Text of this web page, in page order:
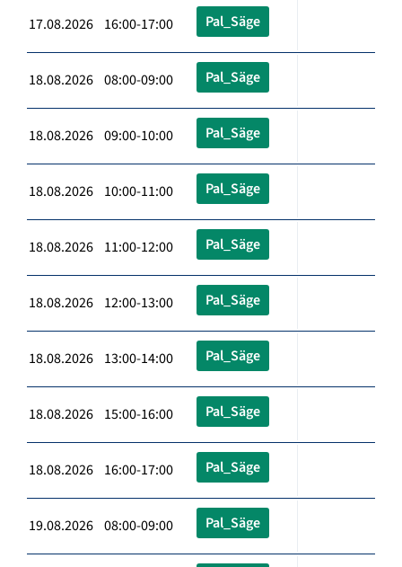
17.08.2026 16:00-17:00 Pal_Säge
18.08.2026 08:00-09:00 Pal_Säge
18.08.2026 09:00-10:00 Pal_Säge
18.08.2026 10:00-11:00 Pal_Säge
18.08.2026 11:00-12:00 Pal_Säge
18.08.2026 12:00-13:00 Pal_Säge
18.08.2026 13:00-14:00 Pal_Säge
18.08.2026 15:00-16:00 Pal_Säge
18.08.2026 16:00-17:00 Pal_Säge
19.08.2026 08:00-09:00 Pal_Säge